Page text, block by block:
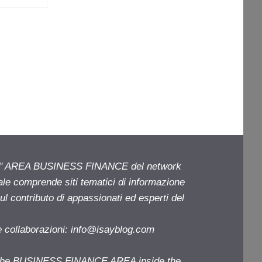
BUSINESS FINANCE del network
comprende siti tematici di informazione
contributo di appassionati ed esperti del
collaborazioni: info@isayblog.com